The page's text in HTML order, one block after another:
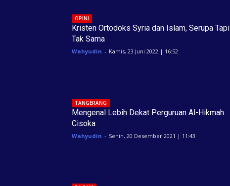
OPINI
Kristen Ortodoks Syria dan Islam, Serupa Tapi
Tak Sama
Wahyudin - Kamis, 23 Juni 2022 | 16:52
TANGERANG
Mengenal Lebih Dekat Perguruan Al-Hikmah
Cisoka
Wahyudin - Senin, 20 Desember 2021 | 11:43